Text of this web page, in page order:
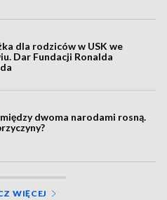
dla rodziców w USK we
Dar Fundacji Ronalda
dwoma narodami rosną.
WIĘCEJ